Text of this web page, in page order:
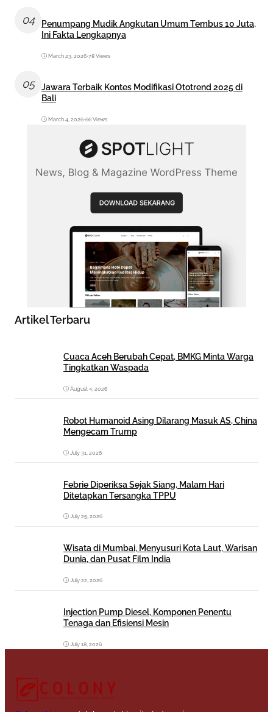
04
Penumpang Mudik Angkutan Umum Tembus 10 Juta,
Ini Fakta Lengkapnya
March 23, 2026•78 Views
05
Jawara Terbaik Kontes Modifikasi Ototrend 2025 di
Bali
March 4, 2026•66 Views
Artikel Terbaru
Cuaca Aceh Berubah Cepat, BMKG Minta Warga
Tingkatkan Waspada
August 4, 2026
Robot Humanoid Asing Dilarang Masuk AS, China
Mengecam Trump
July 31, 2026
Febrie Diperiksa Sejak Siang, Malam Hari
Ditetapkan Tersangka TPPU
July 25, 2026
Wisata di Mumbai, Menyusuri Kota Laut, Warisan
Dunia, dan Pusat Film India
July 22, 2026
Injection Pump Diesel, Komponen Penentu
Tenaga dan Efisiensi Mesin
July 18, 2026